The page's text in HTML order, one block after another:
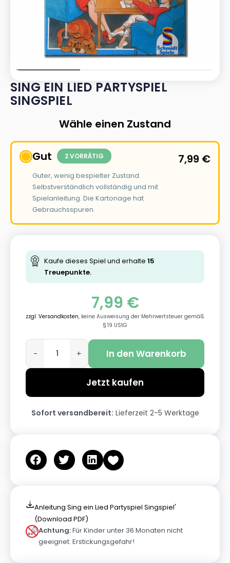
SING EIN LIED PARTYSPIEL
SINGSPIEL
Wähle einen Zustand
Gut 2 VORRÄTIG
Guter, wenig bespielter Zustand.
Selbstverständlich vollständig und mit
Spielanleitung. Die Kartonage hat
Gebrauchsspuren.
7,99 €
Kaufe dieses Spiel und erhalte 15
Treuepunkte.
7,99 €
zzgl. Versandkosten, keine Ausweisung der Mehrwertsteuer gemäß
§ 19 UStG
- + In den Warenkorb
Jetzt kaufen
Sofort versandbereit: Lieferzeit 2-5 Werktage
Anleitung Sing ein Lied Partyspiel Singspiel'
(Download PDF)
Achtung:Für Kinder unter 36 Monaten nicht
geeignet. Erstickungsgefahr!